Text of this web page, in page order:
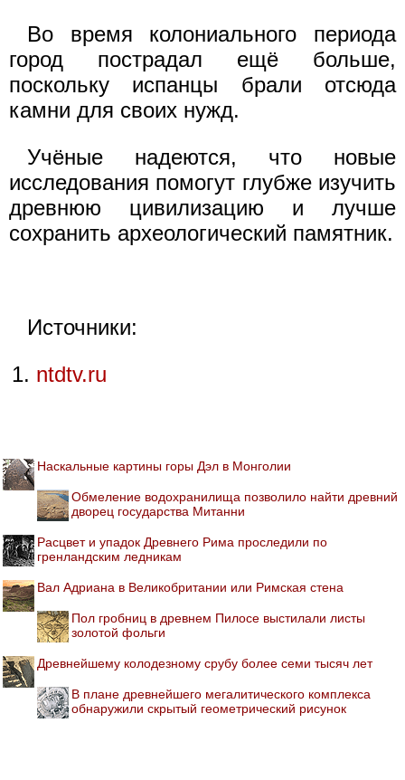
Во время колониального периода
город пострадал ещё больше,
поскольку испанцы брали отсюда
камни для своих нужд.
Учёные надеются, что новые
исследования помогут глубже изучить
древнюю цивилизацию и лучше
сохранить археологический памятник.
Источники:
ntdtv.ru
Наскальные картины горы Дэл в Монголии
Обмеление водохранилища позволило найти древний
дворец государства Митанни
Расцвет и упадок Древнего Рима проследили по
гренландским ледникам
Вал Адриана в Великобритании или Римская стена
Пол гробниц в древнем Пилосе выстилали листы
золотой фольги
Древнейшему колодезному срубу более семи тысяч лет
В плане древнейшего мегалитического комплекса
обнаружили скрытый геометрический рисунок